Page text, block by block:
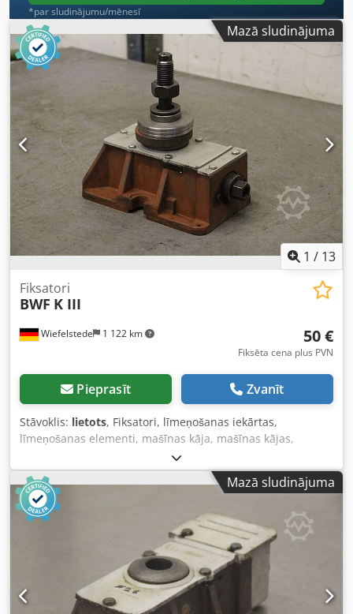
*par sludinājumu/mēnesī
Mazā sludinājuma
1 / 13
Wiefelstede 1 122 km
Fiksatori
BWF K III
50 €
Fiksēta cena plus PVN
Pieprasīt Zvanīt
Stāvoklis: lietots, Fiksatori, līmeņošanas iekārtas,
līmeņošanas elementi, mašīnas kāja, mašīnas kājas,
līmeņošanas apavi, mašīnas pamats, līmeņošanas apavs,
ķīļapavs, mašīnas balsts, līmeņošanas kāja -Nodošana:
esošajā stāvoklī, kā apskatīts -Piemērots: darbgaldos un
iekārtām Dodpfx Apjd N D Dietjkr -Cena: par vienību -
Skaits: 8 gabali -Izmēri: 240/140/H220 mm / 245/140/H100 1
Mazā sludinājuma